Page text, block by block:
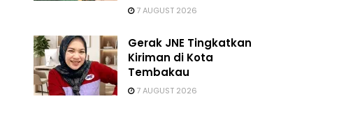
7 AUGUST 2026
Gerak JNE Tingkatkan
Kiriman di Kota
Tembakau
7 AUGUST 2026